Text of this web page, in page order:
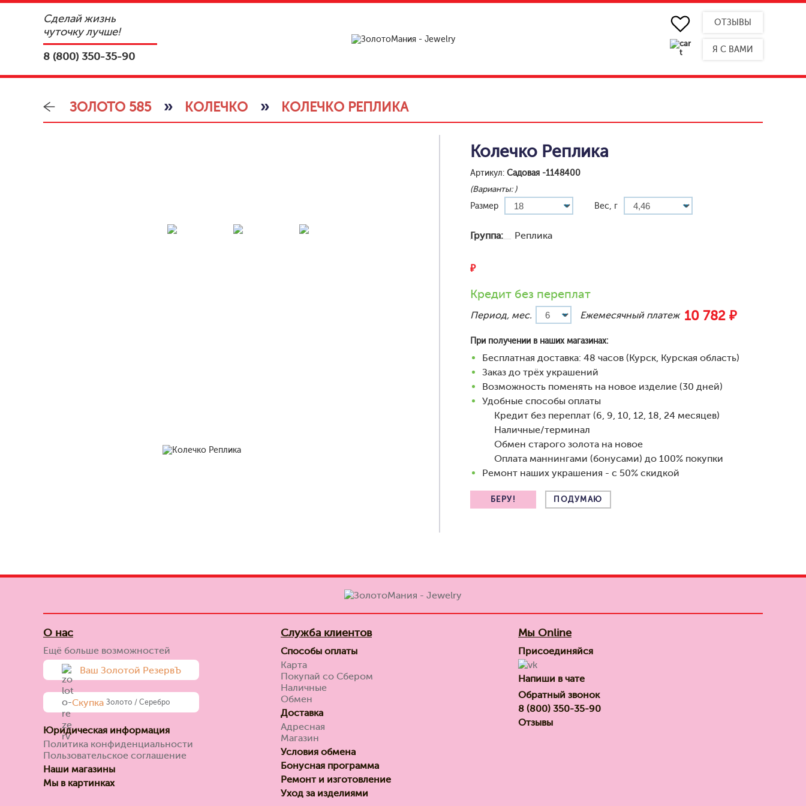
Сделай жизнь
чуточку лучше!
8 (800) 350-35-90
ОТЗЫВЫ
Я С ВАМИ
ЗОЛОТО 585 » КОЛЕЧКО » КОЛЕЧКО РЕПЛИКА
Колечко Реплика
Артикул: Садовая -1148400
(Варианты:)
Размер
Вес, г
Группа: Реплика
₽
Кредит без переплат
Период, мес. Ежемесячный платеж 10 782 ₽
При получении в наших магазинах:
Бесплатная доставка: 48 часов (Курск, Курская область)
Заказ до трёх украшений
Возможность поменять на новое изделие (30 дней)
Удобные способы оплаты
Кредит без переплат (6, 9, 10, 12, 18, 24 месяцев)
Наличные/терминал
Обмен старого золота на новое
Оплата маннингами (бонусами) до 100% покупки
Ремонт наших украшения - с 50% скидкой
ПОДУМАЮ
О нас
Ещё больше возможностей
Ваш Золотой РезервЪ
Скупка Золото / Серебро
Юридическая информация
Политика конфиденциальности
Пользовательское соглашение
Наши магазины
Мы в картинках
Служба клиентов
Способы оплаты
Карта
Покупай со Сбером
Наличные
Обмен
Доставка
Адресная
Магазин
Условия обмена
Бонусная программа
Ремонт и изготовление
Уход за изделиями
Мы Online
Присоединяйся
Напиши в чате
Обратный звонок
8 (800) 350-35-90
Отзывы